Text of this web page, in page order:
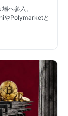
へ参入。
やPolymarketと